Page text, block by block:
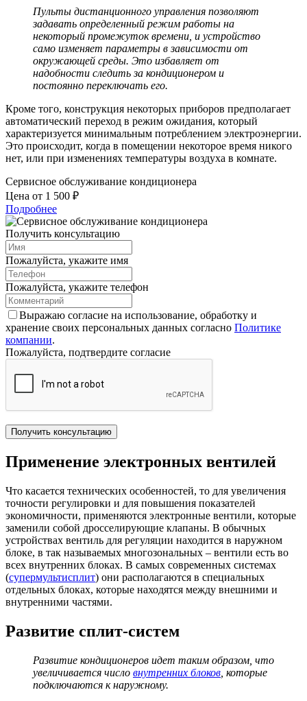
Пульты дистанционного управления позволяют
задавать определенный режим работы на
некоторый промежуток времени, и устройство
само изменяет параметры в зависимости от
окружающей среды. Это избавляет от
надобности следить за кондиционером и
постоянно переключать его.
Кроме того, конструкция некоторых приборов предполагает
автоматический переход в режим ожидания, который
характеризуется минимальным потреблением электроэнергии.
Это происходит, когда в помещении некоторое время никого
нет, или при изменениях температуры воздуха в комнате.
Сервисное обслуживание кондиционера
Цена от 1 500 ₽
Подробнее
Получить консультацию
Пожалуйста, укажите имя
Пожалуйста, укажите телефон
Выражаю согласие на использование, обработку и
хранение своих персональных данных согласно Политике
компании.
Пожалуйста, подтвердите согласие
Получить консультацию
Применение электронных вентилей
Что касается технических особенностей, то для увеличения
точности регулировки и для повышения показателей
экономичности, применяются электронные вентили, которые
заменили собой дросселирующие клапаны. В обычных
устройствах вентиль для регуляции находится в наружном
блоке, в так называемых многозональных – вентили есть во
всех внутренних блоках. В самых современных системах
(супермультисплит) они располагаются в специальных
отдельных блоках, которые находятся между внешними и
внутренними частями.
Развитие сплит-систем
Развитие кондиционеров идет таким образом, что
увеличивается число внутренних блоков , которые
подключаются к наружному.